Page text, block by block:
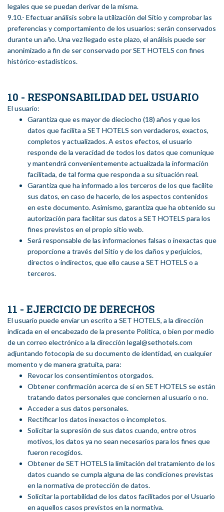
legales que se puedan derivar de la misma.
9.10.- Efectuar análisis sobre la utilización del Sitio y comprobar las
preferencias y comportamiento de los usuarios: serán conservados
durante un año. Una vez llegado este plazo, el análisis puede ser
anonimizado a fin de ser conservado por SET HOTELS con fines
histórico-estadísticos.
10 - RESPONSABILIDAD DEL USUARIO
El usuario:
Garantiza que es mayor de dieciocho (18) años y que los
datos que facilita a SET HOTELS son verdaderos, exactos,
completos y actualizados. A estos efectos, el usuario
responde de la veracidad de todos los datos que comunique
y mantendrá convenientemente actualizada la información
facilitada, de tal forma que responda a su situación real.
Garantiza que ha informado a los terceros de los que facilite
sus datos, en caso de hacerlo, de los aspectos contenidos
en este documento. Asimismo, garantiza que ha obtenido su
autorización para facilitar sus datos a SET HOTELS para los
fines previstos en el propio sitio web.
Será responsable de las informaciones falsas o inexactas que
proporcione a través del Sitio y de los daños y perjuicios,
directos o indirectos, que ello cause a SET HOTELS o a
terceros.
11 - EJERCICIO DE DERECHOS
El usuario puede enviar un escrito a SET HOTELS, a la dirección
indicada en el encabezado de la presente Política, o bien por medio
de un correo electrónico a la dirección legal@sethotels.com
adjuntando fotocopia de su documento de identidad, en cualquier
momento y de manera gratuita, para:
Revocar los consentimientos otorgados.
Obtener confirmación acerca de si en SET HOTELS se están
tratando datos personales que conciernen al usuario o no.
Acceder a sus datos personales.
Rectificar los datos inexactos o incompletos.
Solicitar la supresión de sus datos cuando, entre otros
motivos, los datos ya no sean necesarios para los fines que
fueron recogidos.
Obtener de SET HOTELS la limitación del tratamiento de los
datos cuando se cumpla alguna de las condiciones previstas
en la normativa de protección de datos.
Solicitar la portabilidad de los datos facilitados por el Usuario
en aquellos casos previstos en la normativa.